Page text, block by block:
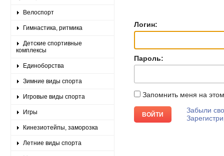
Велоспорт
Гимнастика, ритмика
Детские спортивные
комплексы
Единоборства
Зимние виды спорта
Игровые виды спорта
Игры
Кинезиотейпы, заморозка
Летние виды спорта
Логин:
Пароль:
Запомнить меня на
Забыли